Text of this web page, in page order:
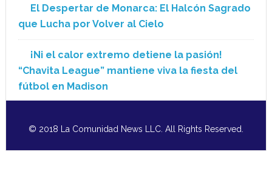
El Despertar de Monarca: El Halcón Sagrado
que Lucha por Volver al Cielo
¡Ni el calor extremo detiene la pasión!
“Chavita League” mantiene viva la fiesta del
fútbol en Madison
© 2018 La Comunidad News LLC. All Rights Reserved.